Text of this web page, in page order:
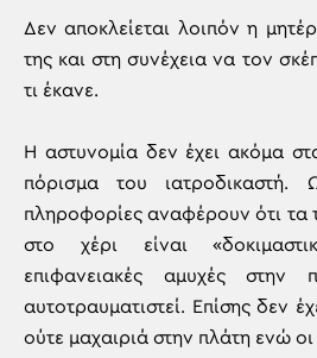
Δεν αποκλείεται λοιπόν η
της και στη συνέχεια να τον
τι έκανε.
Η αστυνομία δεν έχει ακόμα
πόρισμα του ιατροδικαστή.
πληροφορίες αναφέρουν ότι τα
στο χέρι είναι
επιφανειακές αμυχές στην
αυτοτραυματιστεί. Επίσης δεν
ούτε μαχαιριά στην πλάτη ενώ